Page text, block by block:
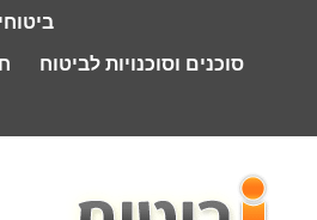
סוכנים וסוכנויות לביטוח